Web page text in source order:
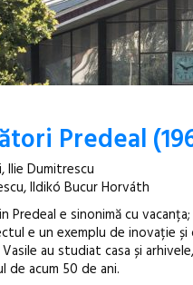
Predeal
Ilie Dumitrescu
Ildikó Bucur Horváth
Predeal e sinonimă cu
e un exemplu de inovație și
au studiat casa și
acum 50 de ani.